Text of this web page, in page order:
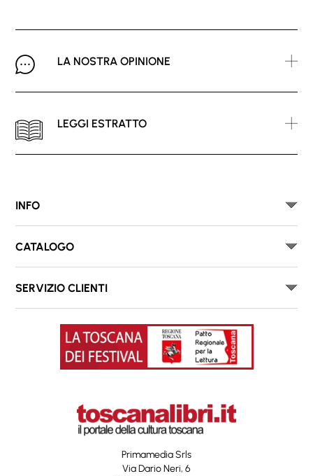
LA NOSTRA OPINIONE
LEGGI ESTRATTO
INFO
CATALOGO
SERVIZIO CLIENTI
Primamedia Srls
Via Dario Neri, 6